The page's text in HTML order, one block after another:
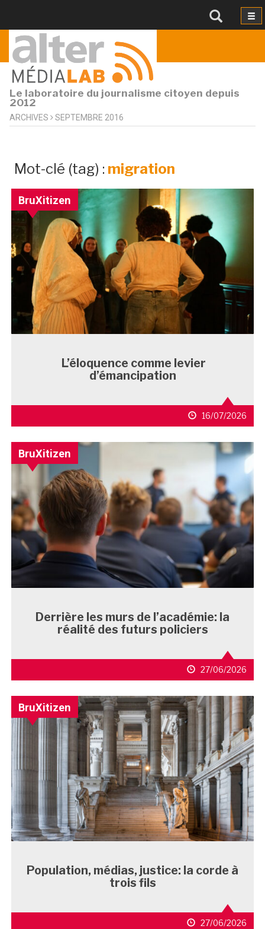
Le laboratoire du journalisme citoyen depuis
2012
ARCHIVES SEPTEMBRE 2016
Mot-clé (tag) : migration
mot-
clé
BruXitizen
L’éloquence comme levier
d’émancipation
16/07/2026
BruXitizen
Derrière les murs de l’académie: la
réalité des futurs policiers
27/06/2026
BruXitizen
Population, médias, justice: la corde à
trois fils
27/06/2026